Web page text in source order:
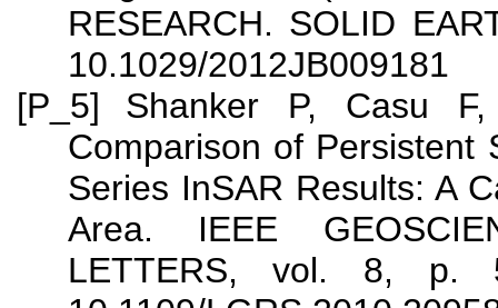
RESEARCH. SOLID
10.1029/2012JB009181
[P_5]
Shanker P, Casu
Comparison of Persistent
Series InSAR Results: A
Area. IEEE
LETTERS, vol. 8, p.